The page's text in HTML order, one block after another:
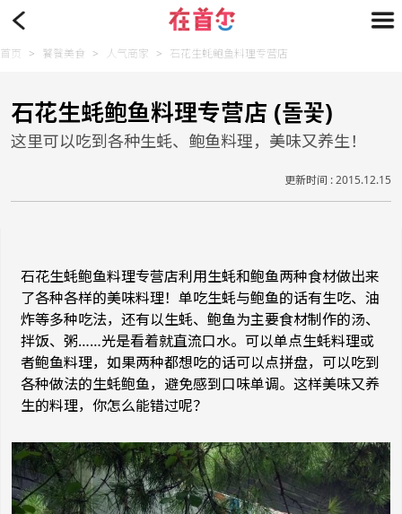
首页 > 饕餮美食 > 人气商家 > 石花生蚝鲍鱼料理专营店
石花生蚝鲍鱼料理专营店 (돌꽃)
这里可以吃到各种生蚝、鲍鱼料理，美味又养生！
更新时间 : 2015.12.15
石花生蚝鲍鱼料理专营店利用生蚝和鲍鱼两种食材做出来
了各种各样的美味料理！单吃生蚝与鲍鱼的话有生吃、油
炸等多种吃法，还有以生蚝、鲍鱼为主要食材制作的汤、
拌饭、粥……光是看着就直流口水。可以单点生蚝料理或
者鲍鱼料理，如果两种都想吃的话可以点拼盘，可以吃到
各种做法的生蚝鲍鱼，避免感到口味单调。这样美味又养
生的料理，你怎么能错过呢？